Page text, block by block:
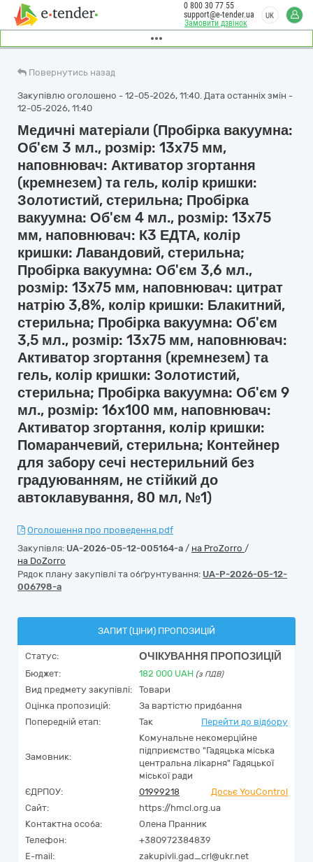
Замовити дзвінок
0 800 30 77 55
support@e-tender.ua
UK
Повернутись назад
Закупівлю оголошено - 12-05-2026, 11:40. Дата останніх змін -
12-05-2026, 11:40
Медичні матеріали (Пробірка вакуумна:
Об'єм 3 мл., розмір: 13х75 мм,
наповнювач: Активатор згортання
(кремнезем) та гель, колір кришки:
Золотистий, стерильна; Пробірка
вакуумна: Об'єм 4 мл., розмір: 13х75
мм, наповнювач: К3 ЕДТА, колір
кришки: Лавандовий, стерильна;
Пробірка вакуумна: Об'єм 3,6 мл.,
розмір: 13х75 мм, наповнювач: цитрат
натрію 3,8%, колір кришки: Блакитний,
стерильна; Пробірка вакуумна: Об'єм
3,5 мл., розмір: 13х75 мм, наповнювач:
Активатор згортання (кремнезем) та
гель, колір кришки: Золотистий,
стерильна; Пробірка вакуумна: Об'єм 9
мл., розмір: 16х100 мм, наповнювач:
Активатор згортання, колір кришки:
Помаранчевий, стерильна; Контейнер
для забору сечі нестерильний без
градуюванням, не стійкий до
автоклавування, 80 мл, №1)
Оголошення про проведення.pdf
Закупівля: UA-2026-05-12-005164-a / на ProZorro /
на DoZorro
Рядок плану закупівлі та обґрунтування: UA-P-2026-05-12-
006798-a
ЗАПИТ (ЦІНИ) ПРОПОЗИЦІЙ
Статус: ОЧІКУВАННЯ ПРОПОЗИЦІЙ
Бюджет: 182 000 UAH (з ПДВ)
Вид предмету закупівлі:
Товари
Оцінка пропозицій:
За вартістю придбання
Попередній етап:
Так Перейти до відбору
Замовник:
Комунальне некомерційне
підприємство "Гадяцька міська
центральна лікарня" Гадяцької
міської ради
ЄДРПОУ:
01999218
Досьє YouControl
Сайт:
https://hmcl.org.ua
Контактна особа:
Олена Пранник
Телефон:
+380972384839
E-mail:
zakupivli.gad_crl@ukr.net